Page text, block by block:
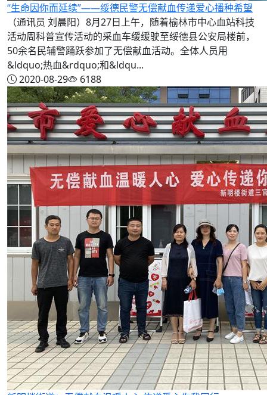
“生命因你而延续”——绥德民警无偿献血传递爱心播种希望
（通讯员 刘晨阳）8月27日上午，随着榆林市中心血站科技
活动周科普宣传活动的采血车缓缓驶至绥德县公安局楼前，
50余名民辅警踊跃参加了无偿献血活动。全体人员用
&ldquo;热血&rdquo;和&ldqu...
2020-08-29
6188